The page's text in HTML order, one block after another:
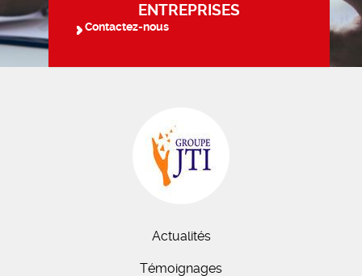
ENTREPRISES
Contactez-nous
Actualités
Témoignages